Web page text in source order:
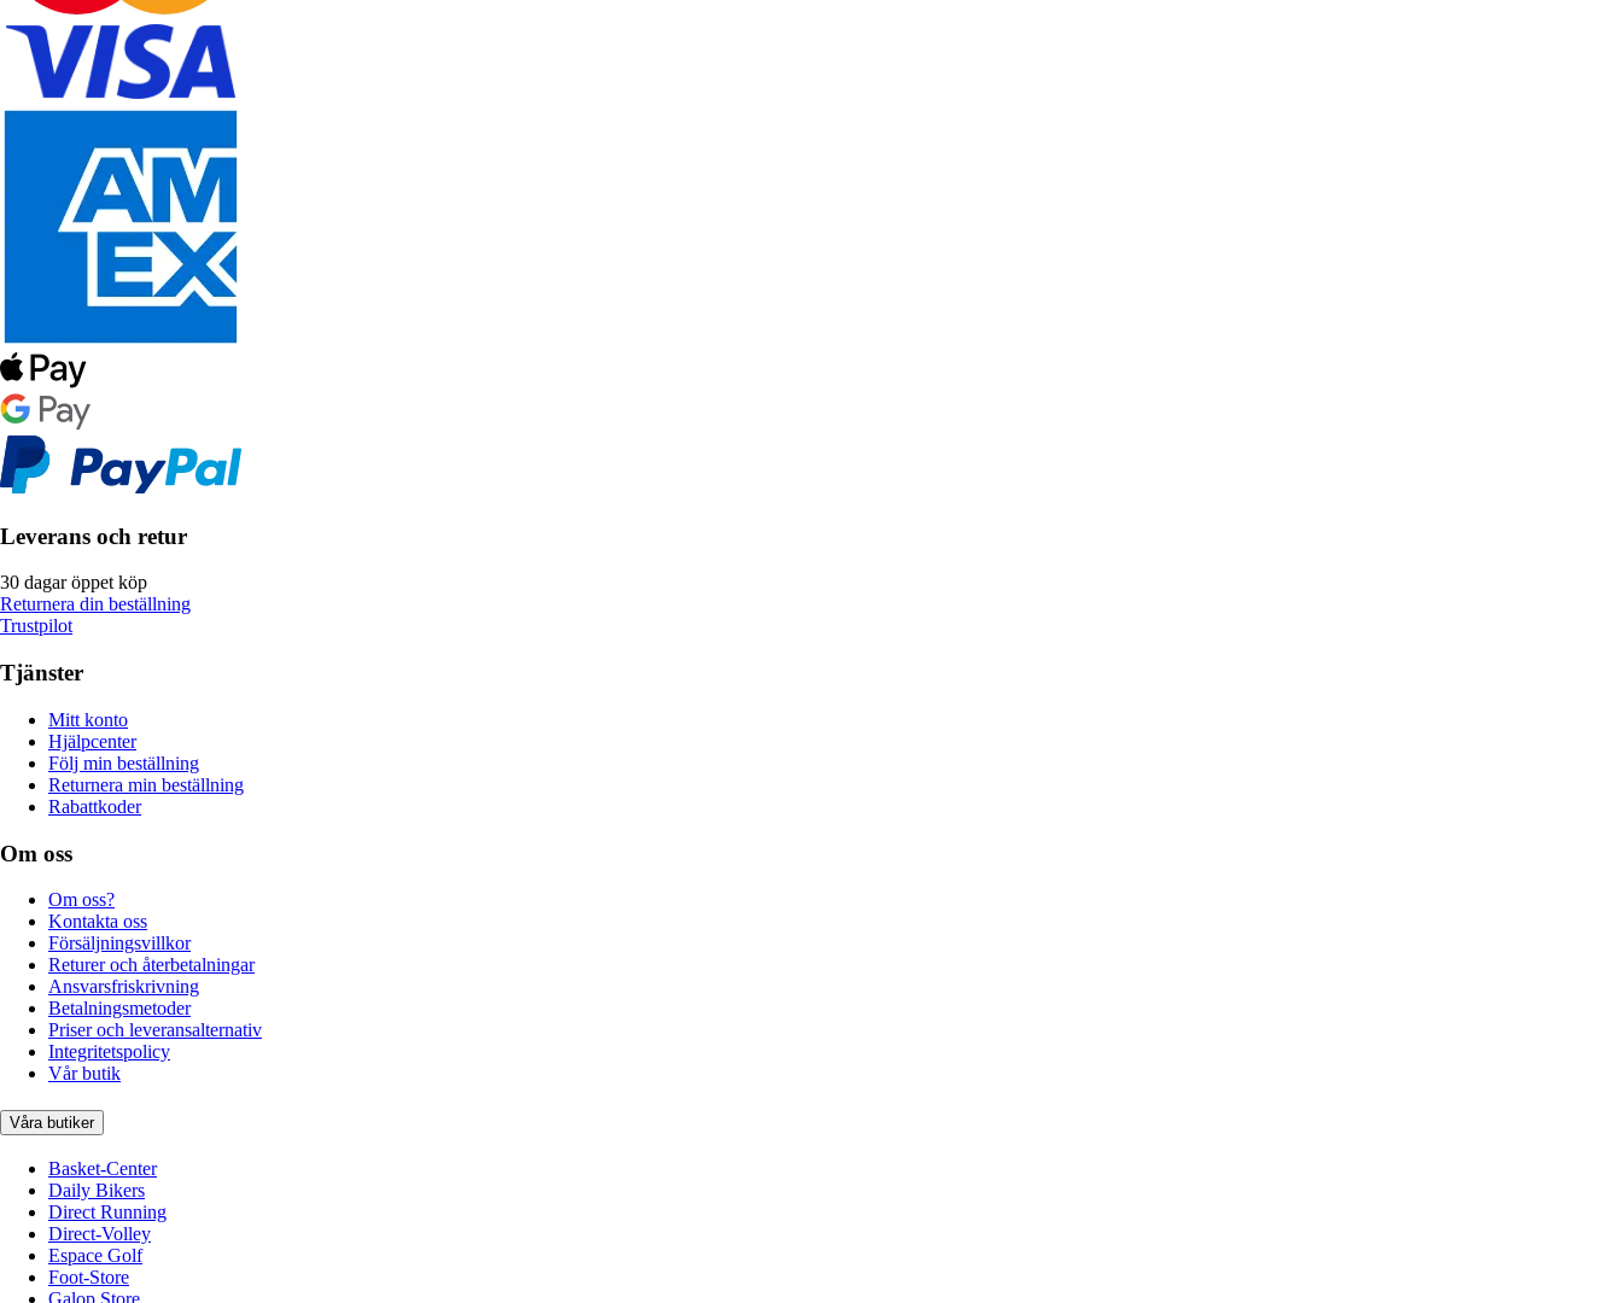
Leverans och retur
30 dagar öppet köp
Returnera din beställning
Trustpilot
Tjänster
Mitt konto
Hjälpcenter
Följ min beställning
Returnera min beställning
Rabattkoder
Om oss
Om oss?
Kontakta oss
Försäljningsvillkor
Returer och återbetalningar
Ansvarsfriskrivning
Betalningsmetoder
Priser och leveransalternativ
Integritetspolicy
Vår butik
Våra butiker
Basket-Center
Daily Bikers
Direct Running
Direct-Volley
Espace Golf
Foot-Store
Galop Store